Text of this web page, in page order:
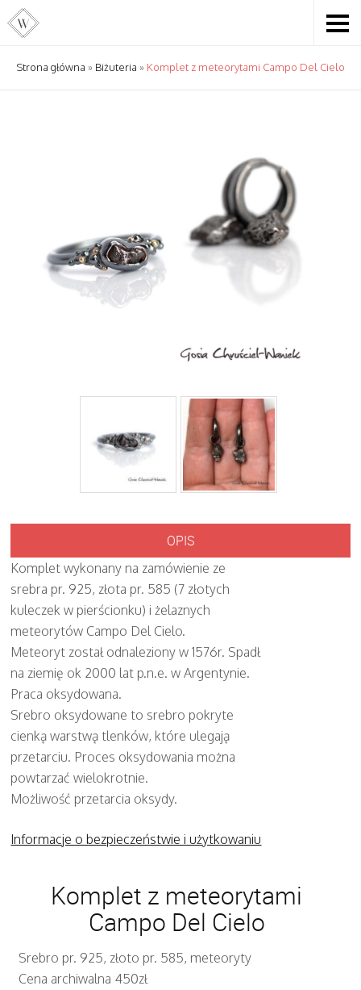
Strona główna » Biżuteria » Komplet z meteorytami Campo Del Cielo
OPIS
Komplet wykonany na zamówienie ze
srebra pr. 925, złota pr. 585 (7 złotych
kuleczek w pierścionku) i żelaznych
meteorytów Campo Del Cielo.
Meteoryt został odnaleziony w 1576r. Spadł
na ziemię ok 2000 lat p.n.e. w Argentynie.
Praca oksydowana.
Srebro oksydowane to srebro pokryte
cienką warstwą tlenków, które ulegają
przetarciu. Proces oksydowania można
powtarzać wielokrotnie.
Możliwość przetarcia oksydy.
Informacje o bezpieczeństwie i użytkowaniu
Komplet z meteorytami
Campo Del Cielo
Srebro pr. 925, złoto pr. 585, meteoryty
Cena archiwalna 450zł